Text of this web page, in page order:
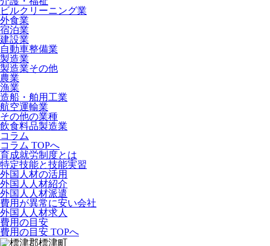
ビルクリーニング業
外食業
宿泊業
建設業
自動車整備業
製造業
製造業その他
農業
漁業
造船・舶用工業
航空運輸業
その他の業種
飲食料品製造業
コラム
コラム TOPへ
育成就労制度とは
特定技能と技能実習
外国人材の活用
外国人人材紹介
外国人人材派遣
費用が異常に安い会社
外国人人材求人
費用の目安
費用の目安 TOPへ